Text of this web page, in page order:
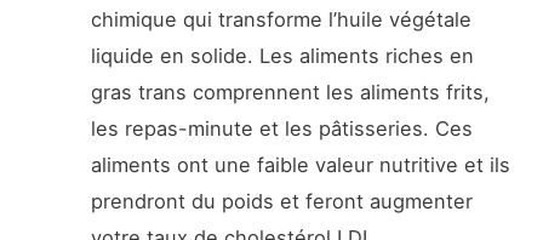
chimique qui transforme l’huile végétale
liquide en solide. Les aliments riches en
gras trans comprennent les aliments frits,
les repas-minute et les pâtisseries. Ces
aliments ont une faible valeur nutritive et ils
prendront du poids et feront augmenter